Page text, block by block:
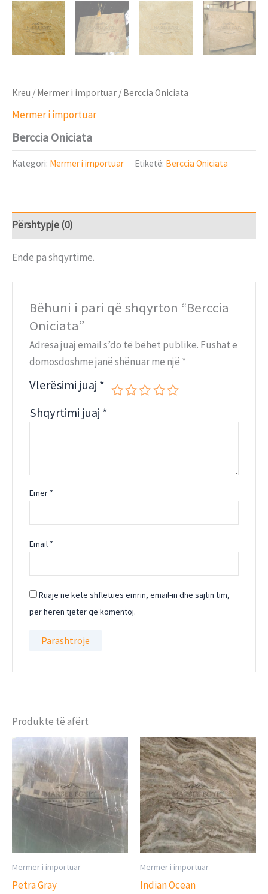
Kreu / Mermer i importuar / Berccia Oniciata
Mermer i importuar
Berccia Oniciata
Kategori: Mermer i importuar Etiketë: Berccia Oniciata
Përshtypje (0)
Ende pa shqyrtime.
Bëhuni i pari që shqyrton “Berccia
Oniciata”
Adresa juaj email s’do të bëhet publike. Fushat e
domosdoshme janë shënuar me një *
Vlerësimi juaj *
Shqyrtimi juaj *
Emër *
Email *
Ruaje në këtë shfletues emrin, email-in dhe sajtin tim,
për herën tjetër që komentoj.
Produkte të afërt
Mermer i importuar
Petra Gray
Mermer i importuar
Indian Ocean